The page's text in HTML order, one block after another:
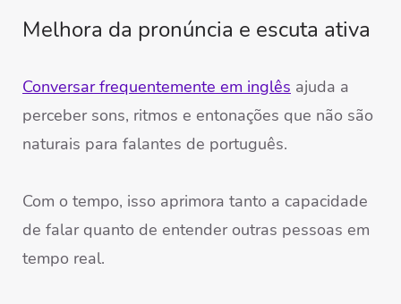
Melhora da pronúncia e escuta ativa
Conversar frequentemente em inglês ajuda a
perceber sons, ritmos e entonações que não são
naturais para falantes de português.
Com o tempo, isso aprimora tanto a capacidade
de falar quanto de entender outras pessoas em
tempo real.